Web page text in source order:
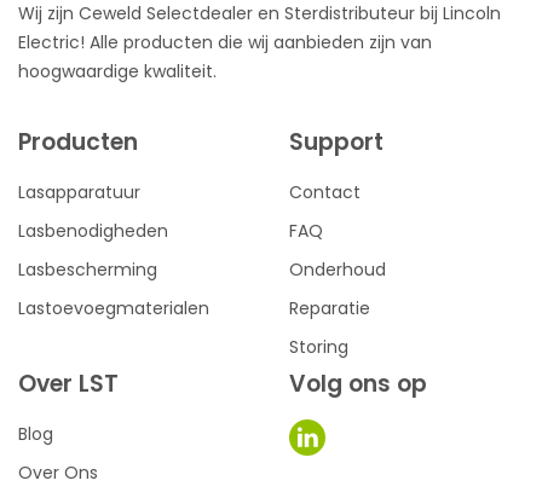
Wij zijn Ceweld Selectdealer en Sterdistributeur bij Lincoln
Electric! Alle producten die wij aanbieden zijn van
hoogwaardige kwaliteit.
Producten
Lasapparatuur
Lasbenodigheden
Lasbescherming
Lastoevoegmaterialen
Support
Contact
FAQ
Onderhoud
Reparatie
Storing
Over LST
Blog
Over Ons
Volg ons op